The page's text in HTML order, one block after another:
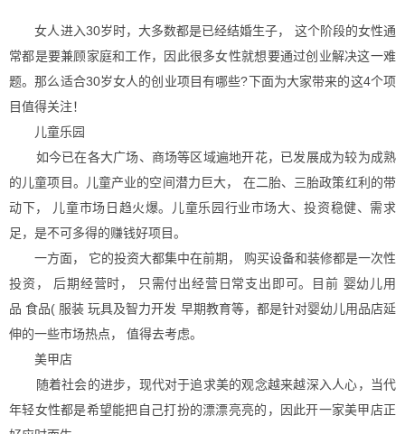
女人进入30岁时，大多数都是已经结婚生子， 这个阶段的女性通
常都是要兼顾家庭和工作，因此很多女性就想要通过创业解决这一难
题。那么适合30岁女人的创业项目有哪些?下面为大家带来的这4个项
目值得关注！
儿童乐园
如今已在各大广场、商场等区域遍地开花，已发展成为较为成熟
的儿童项目。儿童产业的空间潜力巨大， 在二胎、三胎政策红利的带
动下， 儿童市场日趋火爆。儿童乐园行业市场大、投资稳健、需求
足，是不可多得的赚钱好项目。
一方面， 它的投资大都集中在前期， 购买设备和装修都是一次性
投资， 后期经营时， 只需付出经营日常支出即可。目前 婴幼儿用
品 食品( 服装 玩具及智力开发 早期教育等，都是针对婴幼儿用品店延
伸的一些市场热点， 值得去考虑。
美甲店
随着社会的进步，现代对于追求美的观念越来越深入人心，当代
年轻女性都是希望能把自己打扮的漂漂亮亮的，因此开一家美甲店正